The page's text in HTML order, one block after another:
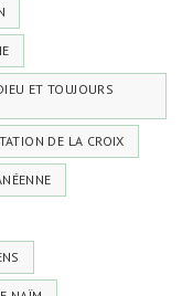
ET TOUJOURS
DE LA CROIX